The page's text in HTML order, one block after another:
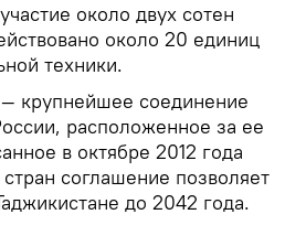
около двух сотен
около 20 единиц
техники.
крупнейшее соединение
расположенное за ее
в октябре 2012 года
соглашение позволяет
до 2042 года.